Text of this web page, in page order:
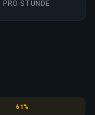
PRO STUNDE
Emerald
61%